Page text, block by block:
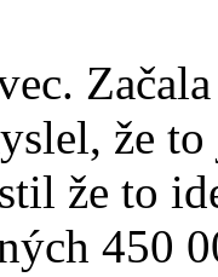
že
že to
450